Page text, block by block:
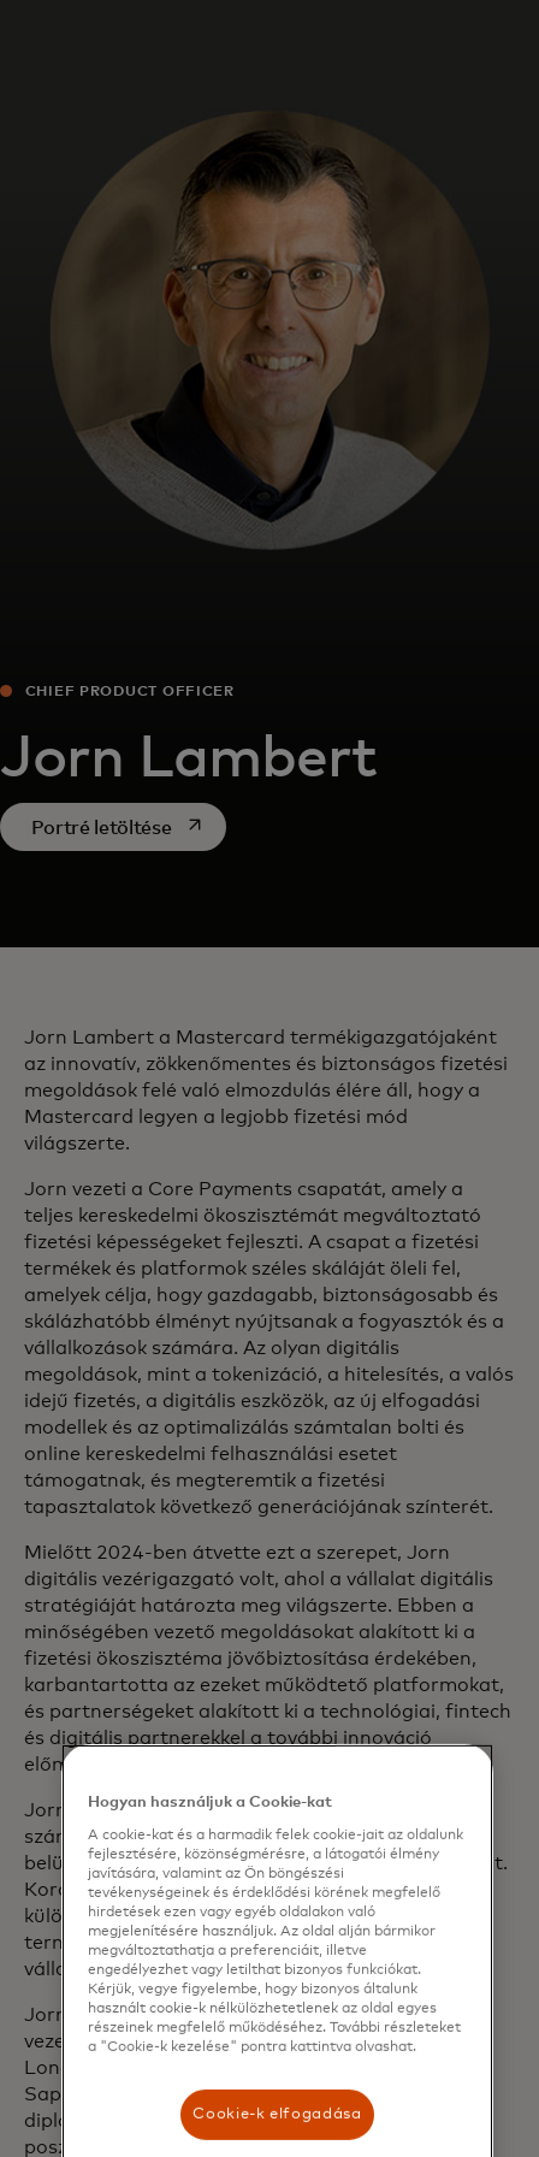
Vállalkozásoknak
A világért
Innovátoroknak
Hírek és trendek
CHIEF PRODUCT OFFICER
Jorn Lambert
Portré letöltéseopens in a new tab
Jorn Lambert a Mastercard termékigazgatójaként
az innovatív, zökkenőmentes és biztonságos fizetési
megoldások felé való elmozdulás élére áll, hogy a
Mastercard legyen a legjobb fizetési mód
világszerte.
Jorn vezeti a Core Payments csapatát, amely a
teljes kereskedelmi ökoszisztémát megváltoztató
fizetési képességeket fejleszti. A csapat a fizetési
termékek és platformok széles skáláját öleli fel,
amelyek célja, hogy gazdagabb, biztonságosabb és
skálázhatóbb élményt nyújtsanak a fogyasztók és a
vállalkozások számára. Az olyan digitális
megoldások, mint a tokenizáció, a hitelesítés, a valós
idejű fizetés, a digitális eszközök, az új elfogadási
modellek és az optimalizálás számtalan bolti és
online kereskedelmi felhasználási esetet
támogatnak, és megteremtik a fizetési
tapasztalatok következő generációjának színterét.
Mielőtt 2024-ben átvette ezt a szerepet, Jorn
digitális vezérigazgató volt, ahol a vállalat digitális
stratégiáját határozta meg világszerte. Ebben a
minőségében vezető megoldásokat alakított ki a
fizetési ökoszisztéma jövőbiztosítása érdekében,
karbantartotta az ezeket működtető platformokat,
és partnerségeket alakított ki a technológiai, fintech
és digitális partnerekkel a további innováció
előmozdítása érdekében.
Jorn 2002-ben csatlakozott a Mastercardhoz, és
számos vezetői pozíciót töltött be a szervezeten
belül, hogy felgyorsítsa a vállalat digitális jövőképét.
Korábban több évet töltött a tőkepiacokon, ahol
különböző vezetői pozíciókat töltött be a
termékfejlesztés, a termékmenedzsment és a
vállalati stratégia területén.
Jorn tagja a Mastercard vezetői csapatának és a
vezetőségi bizottságnak. Belgiumból származik,
Londonban él. A genti egyetemen és a római
Sapienza Egyetemen szerzett római filológiai
diplomát, a Leuveni Egyetemen pedig
posztgraduális diplomát üzleti gazdaságtanból.
Hogyan használjuk a Cookie-kat
A cookie-kat és a harmadik felek cookie-jait az oldalunk
fejlesztésére, közönségmérésre, a látogatói élmény
javítására, valamint az Ön böngészési
tevékenységeinek és érdeklődési körének megfelelő
hirdetések ezen vagy egyéb oldalakon való
megjelenítésére használjuk. Az oldal alján bármikor
megváltoztathatja a preferenciáit, illetve
engedélyezhet vagy letilthat bizonyos funkciókat.
Kérjük, vegye figyelembe, hogy bizonyos általunk
használt cookie-k nélkülözhetetlenek az oldal egyes
részeinek megfelelő működéséhez. További részleteket
a "Cookie-k kezelése" pontra kattintva olvashat.
Cookie-k elfogadása